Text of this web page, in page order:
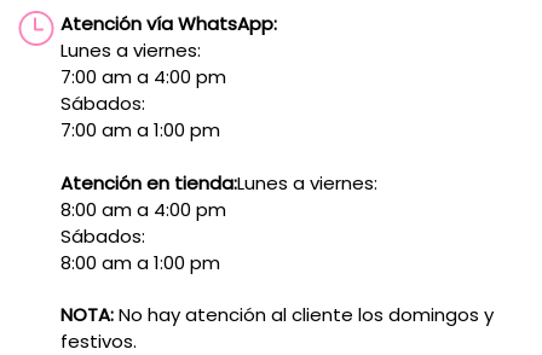
Atención vía WhatsApp:
Lunes a viernes:
7:00 am a 4:00 pm
Sábados:
7:00 am a 1:00 pm
Atención en tienda:Lunes a viernes:
8:00 am a 4:00 pm
Sábados:
8:00 am a 1:00 pm
NOTA:No hay atención al cliente los domingos y
festivos.